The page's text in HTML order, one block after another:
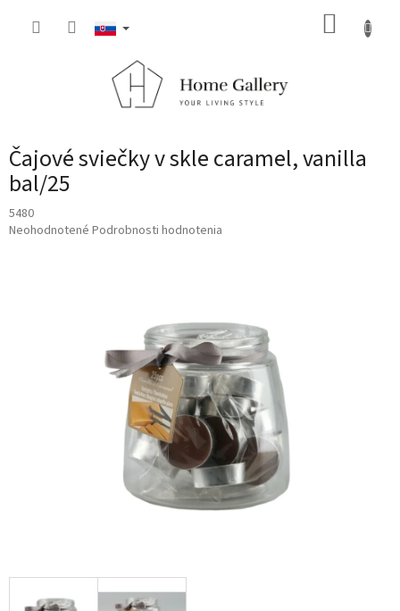
Čajové sviečky v skle caramel, vanilla
bal/25
5480
Priemerné
Neohodnotené Podrobnosti hodnotenia